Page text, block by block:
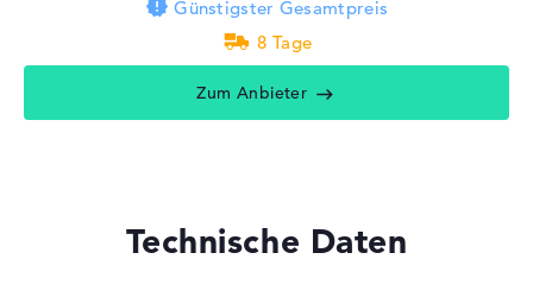
Günstigster Gesamtpreis
8 Tage
Zum Anbieter
Technische Daten